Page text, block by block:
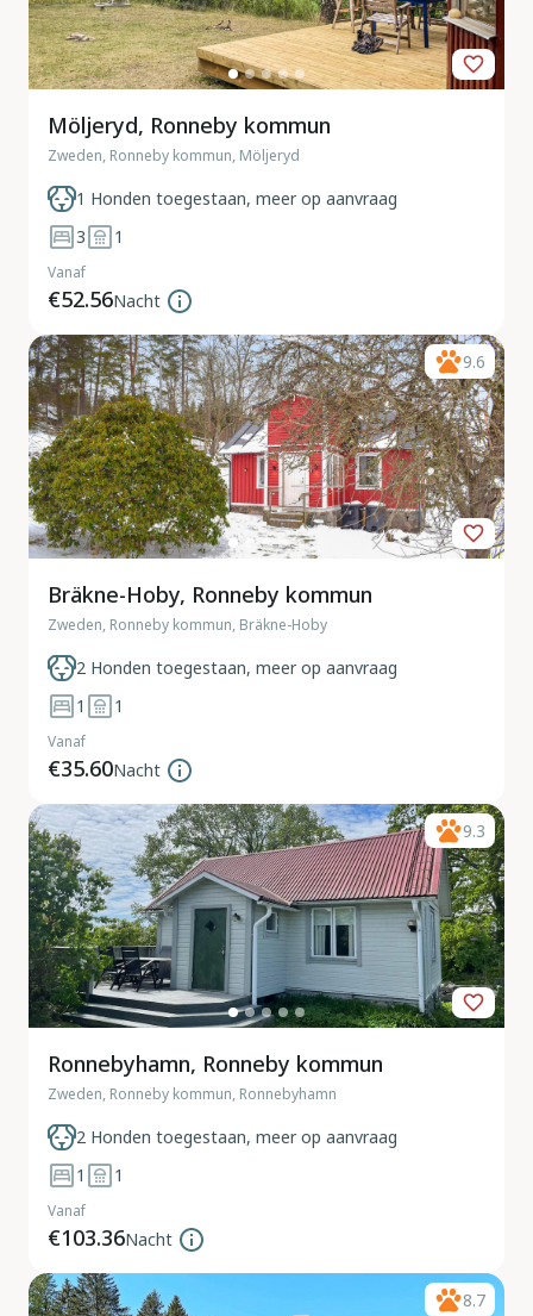
Möljeryd, Ronneby kommun
Zweden, Ronneby kommun, Möljeryd
1 Honden toegestaan, meer op aanvraag
3
1
Vanaf
€52.56Nacht
9.6
Bräkne-Hoby, Ronneby kommun
Zweden, Ronneby kommun, Bräkne-Hoby
2 Honden toegestaan, meer op aanvraag
1
1
Vanaf
€35.60Nacht
9.3
Ronnebyhamn, Ronneby kommun
Zweden, Ronneby kommun, Ronnebyhamn
2 Honden toegestaan, meer op aanvraag
1
1
Vanaf
€103.36Nacht
8.7